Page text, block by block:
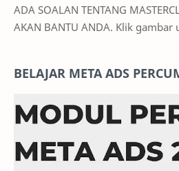
ADA SOALAN TENTANG
AKAN BANTU ANDA. Klik
BELAJAR META ADS